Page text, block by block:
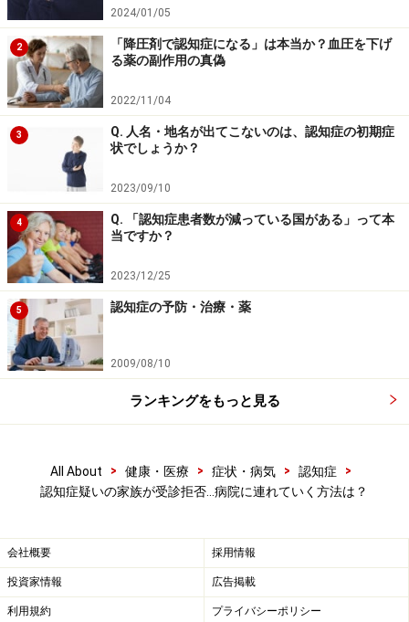
なかには、「私の付き添いで来たことになっているの
で、話を合わせてください」と家族が医師に頼む場合も
あるようです。これで問題なく進めばよいのですが、医
師が話を合わせてくれた後で、嘘がばれてしまった場
合、家族だけではなく、医師や看護師もグルだと思わ
れ、やはり関係性が悪くなってしまうリスクはありま
す。わざと周囲を困らせたり、暴言をはいたりという問
題につながるケースもあるでしょう。その場では何も言
わなかったとしても、その後どんなに説得しても通院し
なくなることもあります。
脳の構造からみても、高齢になると理性の脳の働きがど
うしても衰えてしまいます。認知症ならばその傾向はさ
らに強くなりますが、本能的な心はしっかりしていま
状態になることは、自然なことでもあるのです。
家族にできること……受診を拒む気持ちを理
ご本人が受診を拒むのは、自分の異常を認めたくないか
らです。その根底には「恥ずかしい」「迷惑をかけたく
ない」といった気持ちがあることもあります。自分を守
2024/01/05
2
「降圧剤で認知症になる」は本当か？血圧を下げ
る薬の副作用の真偽
2022/11/04
3
Q. 人名・地名が出てこないのは、認知症の初期症
状でしょうか？
2023/09/10
4
Q. 「認知症患者数が減っている国がある」って本
当ですか？
2023/12/25
5 認知症の予防・治療・薬
2009/08/10
ランキングをもっと見る
All About > 健康・医療 > 症状・病気 > 認知症
>
認知症疑いの家族が受診拒否…病院に連れていく方法は？
会社概要 採用情報
投資家情報 広告掲載
利用規約 プライバシーポリシー